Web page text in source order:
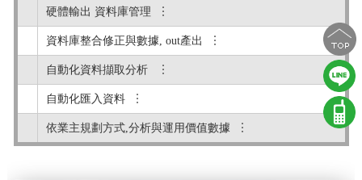
硬體輸出 資料庫管理 ︙
資料庫整合修正與數據, out產出 ︙
自動化資料擷取分析 ︙
自動化匯入資料 ︙
依業主規劃方式,分析與運用價值數據 ︙